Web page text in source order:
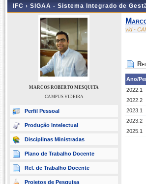
IFC › SIGAA - Sistema Integrado de
MARCOS ROBERTO MESQUITA
CAMPUS VIDEIRA
Perfil Pessoal
Produção Intelectual
Disciplinas Ministradas
Plano de Trabalho Docente
Rel. de Trabalho Docente
Projetos de Pesquisa
vid -
Ano/
2022.1
2022.2
2023.1
2023.2
2025.1